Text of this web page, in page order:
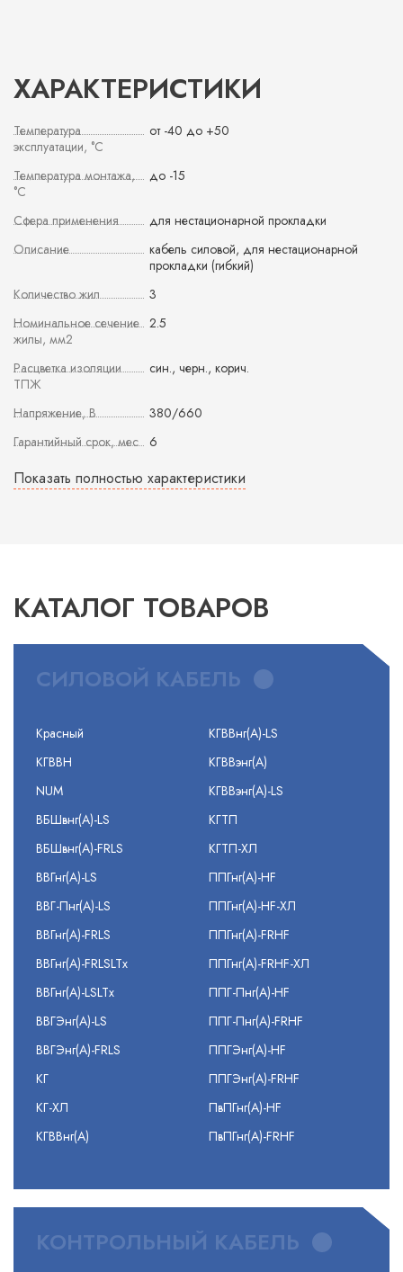
ХАРАКТЕРИСТИКИ
Температура
эксплуатации, °С
от -40 до +50
Температура монтажа,
°С
до -15
Сфера применения
для нестационарной прокладки
Описание
кабель силовой, для нестационарной
прокладки (гибкий)
Количество жил
3
Номинальное сечение
жилы, мм2
2.5
Расцветка изоляции
ТПЖ
син., черн., корич.
Напряжение, В
380/660
Гарантийный срок, мес
6
Показать полностью характеристики
КАТАЛОГ ТОВАРОВ
СИЛОВОЙ КАБЕЛЬ
Красный
КГВВН
NUM
ВБШвнг(А)-LS
ВБШвнг(А)-FRLS
ВВГнг(А)-LS
ВВГ-Пнг(А)-LS
ВВГнг(А)-FRLS
ВВГнг(А)-FRLSLTx
ВВГнг(А)-LSLTx
ВВГЭнг(А)-LS
ВВГЭнг(А)-FRLS
КГ
КГ-ХЛ
КГВВнг(А)
КГВВнг(А)-LS
КГВВэнг(А)
КГВВэнг(А)-LS
КГТП
КГТП-ХЛ
ППГнг(А)-HF
ППГнг(А)-HF-ХЛ
ППГнг(А)-FRHF
ППГнг(А)-FRHF-ХЛ
ППГ-Пнг(А)-HF
ППГ-Пнг(А)-FRHF
ППГЭнг(А)-HF
ППГЭнг(А)-FRHF
ПвПГнг(А)-HF
ПвПГнг(А)-FRHF
КОНТРОЛЬНЫЙ КАБЕЛЬ